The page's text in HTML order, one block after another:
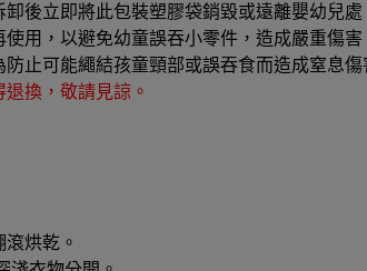
後立即將此包裝塑膠袋銷毀或遠離嬰幼兒處
用，以避免幼童誤吞小零件，造成嚴重傷害
止可能繩結孩童頸部或誤吞食而造成窒息傷
換，敬請見諒。
烘乾。